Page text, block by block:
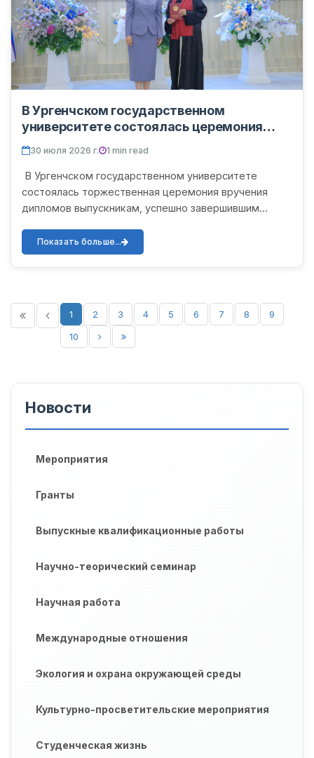
В Ургенчском государственном
университете состоялась церемония
вручения дипломов выпускникам
магистратуры
30 июля 2026 г. 1 min read
В Ургенчском государственном университете
состоялась торжественная церемония вручения
дипломов выпускникам, успешно завершившим
В мероприятии приняли...
Показать больше...
1 2 3 4 5 6 7 8
9
10
Новости
Мероприятия
Гранты
Выпускные квалификационные работы
Научно-теорический семинар
Научная работа
Международные отношения
Экология и охрана окружающей среды
Культурно-просветительские мероприятия
Студенческая жизнь